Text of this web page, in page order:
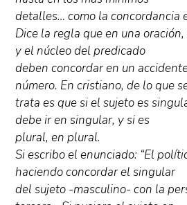
detalles… como la concordancia
Dice la regla que en una
y el núcleo del predicado
deben concordar en un
número. En cristiano, de lo que
trata es que si el sujeto es
debe ir en singular, y si es
plural, en plural.
Si escribo el enunciado: “El
haciendo concordar el singular
del sujeto -masculino- con la